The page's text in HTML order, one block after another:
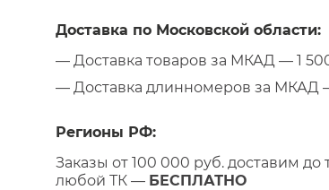
Доставка по Московской области:
— Доставка товаров за МКАД — 1
— Доставка длинномеров за МКАД
Регионы РФ:
Заказы от 100 000 руб. доставим до
любой ТК — БЕСПЛАТНО